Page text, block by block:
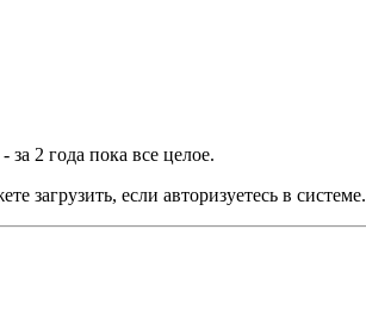
2 года пока все целое.
загрузить, если авторизуетесь в системе.